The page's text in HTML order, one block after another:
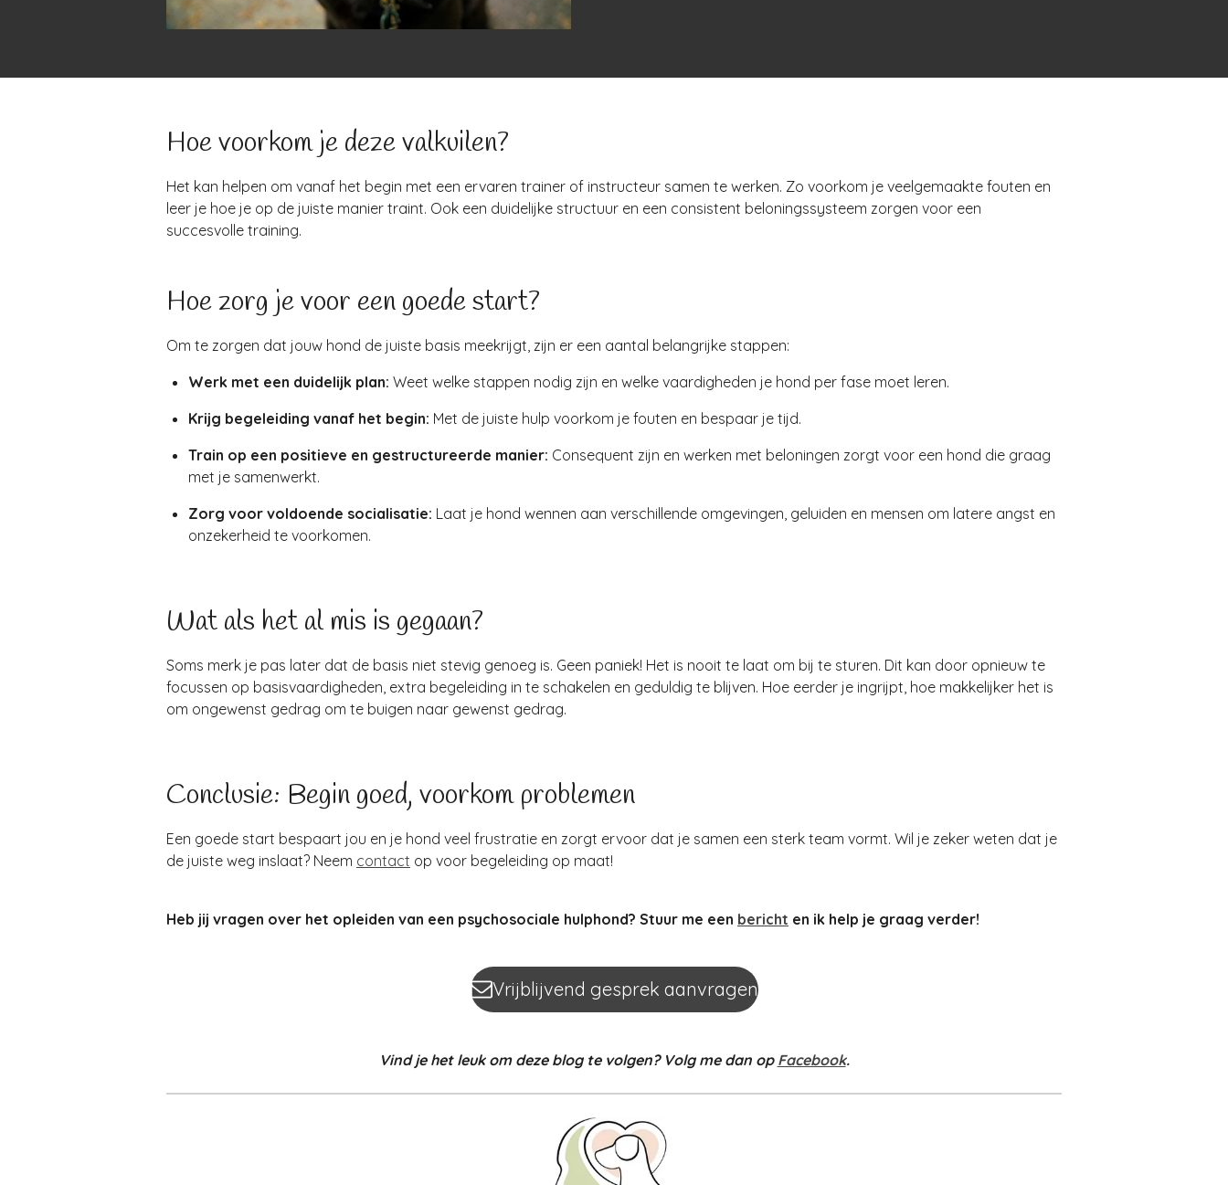
Hoe voorkom je deze valkuilen?
Het kan helpen om vanaf het begin met een ervaren trainer of instructeur samen te werken. Zo voorkom je veelgemaakte fouten en
leer je hoe je op de juiste manier traint. Ook een duidelijke structuur en een consistent beloningssysteem zorgen voor een
succesvolle training.
Hoe zorg je voor een goede start?
Om te zorgen dat jouw hond de juiste basis meekrijgt, zijn er een aantal belangrijke stappen:
Werk met een duidelijk plan: Weet welke stappen nodig zijn en welke vaardigheden je hond per fase moet leren.
Krijg begeleiding vanaf het begin: Met de juiste hulp voorkom je fouten en bespaar je tijd.
Train op een positieve en gestructureerde manier: Consequent zijn en werken met beloningen zorgt voor een hond die graag
met je samenwerkt.
Zorg voor voldoende socialisatie: Laat je hond wennen aan verschillende omgevingen, geluiden en mensen om latere angst en
onzekerheid te voorkomen.
Wat als het al mis is gegaan?
Soms merk je pas later dat de basis niet stevig genoeg is. Geen paniek! Het is nooit te laat om bij te sturen. Dit kan door opnieuw te
focussen op basisvaardigheden, extra begeleiding in te schakelen en geduldig te blijven. Hoe eerder je ingrijpt, hoe makkelijker het is
om ongewenst gedrag om te buigen naar gewenst gedrag.
Conclusie: Begin goed, voorkom problemen
Een goede start bespaart jou en je hond veel frustratie en zorgt ervoor dat je samen een sterk team vormt. Wil je zeker weten dat je
de juiste weg inslaat? Neem contact op voor begeleiding op maat!
Heb jij vragen over het opleiden van een psychosociale hulphond? Stuur me een bericht en ik help je graag verder!
Vrijblijvend gesprek aanvragen
Vind je het leuk om deze blog te volgen? Volg me dan op Facebook.